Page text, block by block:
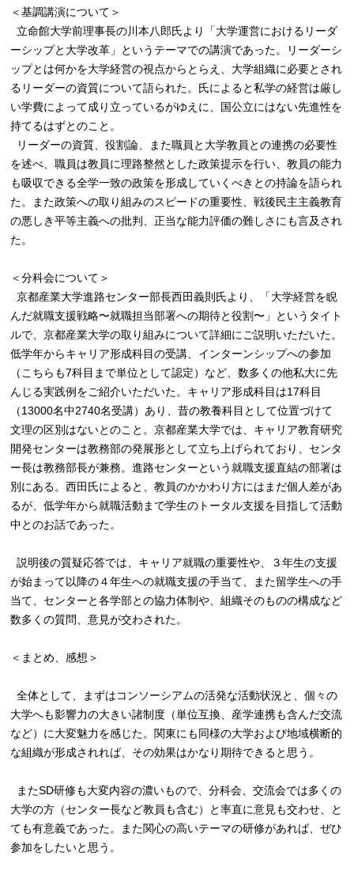
＜基調講演について＞
立命館大学前理事長の川本八郎氏より「大学運営におけるリーダ
ーシップと大学改革」というテーマでの講演であった。リーダーシ
ップとは何かを大学経営の視点からとらえ、大学組織に必要とされ
るリーダーの資質について語られた。氏によると私学の経営は厳し
い学費によって成り立っているがゆえに、国公立にはない先進性を
持てるはずとのこと。
リーダーの資質、役割論、また職員と大学教員との連携の必要性
を述べ、職員は教員に理路整然とした政策提示を行い、教員の能力
も吸収できる全学一致の政策を形成していくべきとの持論を語られ
た。また政策への取り組みのスピードの重要性、戦後民主主義教育
の悪しき平等主義への批判、正当な能力評価の難しさにも言及され
た。
＜分科会について＞
京都産業大学進路センター部長西田義則氏より、「大学経営を睨
んだ就職支援戦略〜就職担当部署への期待と役割〜」というタイト
ルで、京都産業大学の取り組みについて詳細にご説明いただいた。
低学年からキャリア形成科目の受講、インターンシップへの参加
（こちらも7科目まで単位として認定）など、数多くの他私大に先
んじる実践例をご紹介いただいた。キャリア形成科目は17科目
（13000名中2740名受講）あり、昔の教養科目として位置づけて
文理の区別はないとのこと。京都産業大学では、キャリア教育研究
開発センターは教務部の発展形として立ち上げられており、センタ
ー長は教務部長が兼務。進路センターという就職支援直結の部署は
別にある。西田氏によると、教員のかかわり方にはまだ個人差があ
るが、低学年から就職活動まで学生のトータル支援を目指して活動
中とのお話であった。
説明後の質疑応答では、キャリア就職の重要性や、３年生の支援
が始まって以降の４年生への就職支援の手当て、また留学生への手
当て、センターと各学部との協力体制や、組織そのものの構成など
数多くの質問、意見が交わされた。
＜まとめ、感想＞
全体として、まずはコンソーシアムの活発な活動状況と、個々の
大学へも影響力の大きい諸制度（単位互換、産学連携も含んだ交流
など）に大変魅力を感じた。関東にも同様の大学および地域横断的
な組織が形成されれば、その効果はかなり期待できると思う。
またSD研修も大変内容の濃いもので、分科会、交流会では多くの
大学の方（センター長など教員も含む）と率直に意見も交わせ、と
ても有意義であった。また関心の高いテーマの研修があれば、ぜひ
参加をしたいと思う。